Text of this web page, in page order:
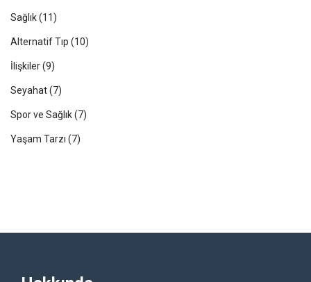
Sağlık(11)
Alternatif Tıp (10)
İlişkiler(9)
Seyahat(7)
Spor ve Sağlık(7)
Yaşam Tarzı (7)